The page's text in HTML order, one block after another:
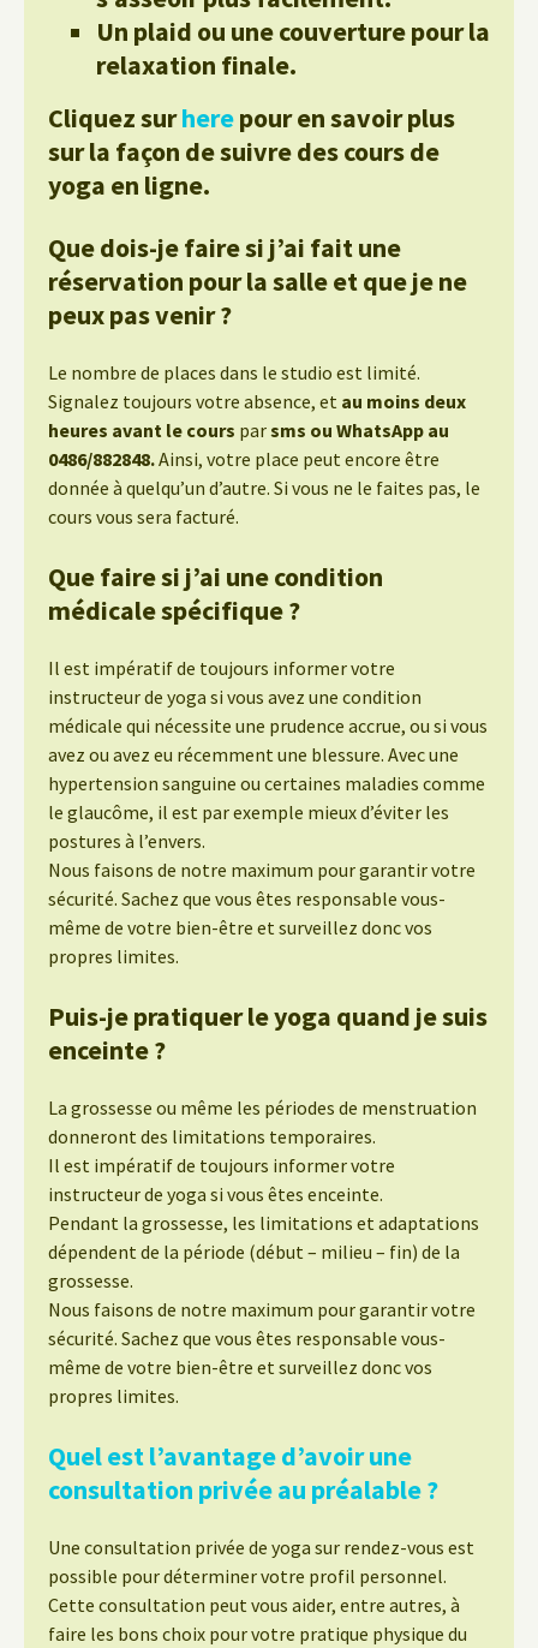
Un plaid ou une couverture pour la
relaxation finale.
Cliquez surherepour en savoir plus
sur la façon de suivre des cours de
yoga en ligne.
Que dois-je faire si j’ai fait une
réservation pour la salle et que je ne
peux pas venir ?
Le nombre de places dans le studio est limité.
Signalez toujours votre absence, et au moins deux
heures avant le cours parsms ou WhatsApp au
0486/882848.Ainsi, votre place peut encore être
donnée à quelqu’un d’autre. Si vous ne le faites pas, le
cours vous sera facturé.
Que faire si j’ai une condition
médicale spécifique ?
Il est impératif de toujours informer votre
instructeur de yoga si vous avez une condition
médicale qui nécessite une prudence accrue, ou si vous
avez ou avez eu récemment une blessure. Avec une
hypertension sanguine ou certaines maladies comme
le glaucôme, il est par exemple mieux d’éviter les
postures à l’envers.
Nous faisons de notre maximum pour garantir votre
sécurité. Sachez que vous êtes responsable vous-
même de votre bien-être et surveillez donc vos
propres limites.
Puis-je pratiquer le yoga quand je suis
enceinte ?
La grossesse ou même les périodes de menstruation
donneront des limitations temporaires.
Il est impératif de toujours informer votre
instructeur de yoga si vous êtes enceinte.
Pendant la grossesse, les limitations et adaptations
dépendent de la période (début – milieu – fin) de la
grossesse.
Nous faisons de notre maximum pour garantir votre
sécurité. Sachez que vous êtes responsable vous-
même de votre bien-être et surveillez donc vos
propres limites.
Quel est l’avantage d’avoir une
consultation privée au préalable ?
Une consultation privée de yoga sur rendez-vous est
possible pour déterminer votre profil personnel.
Cette consultation peut vous aider, entre autres, à
faire les bons choix pour votre pratique physique du